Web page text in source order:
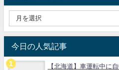
今日の人気記事
【北海道】車運転中に